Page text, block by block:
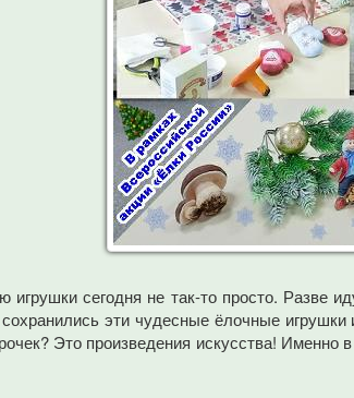
сегодня не так-то просто. Разве
эти чудесные ёлочные
Это произведения искусства! Именно